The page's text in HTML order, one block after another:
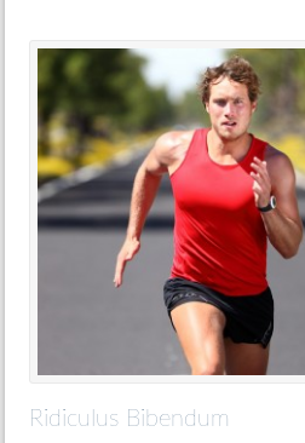
Ridiculus Bibendum